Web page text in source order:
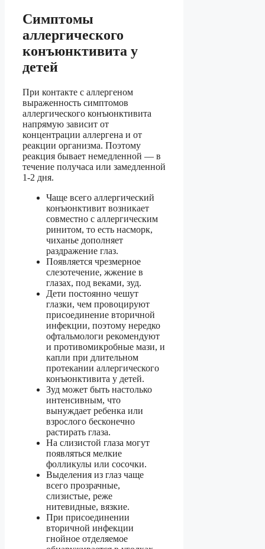
Симптомы
аллергического
конъюнктивита у
детей
При контакте с аллергеном
выраженность симптомов
аллергического конъюнктивита
напрямую зависит от
концентрации аллергена и от
реакции организма. Поэтому
реакция бывает немедленной — в
течение получаса или замедленной
1-2 дня.
Чаще всего аллергический
конъюнктивит возникает
совместно с аллергическим
ринитом, то есть насморк,
чиханье дополняет
раздражение глаз.
Появляется чрезмерное
слезотечение, жжение в
глазах, под веками, зуд.
Дети постоянно чешут
глазки, чем провоцируют
присоединение вторичной
инфекции, поэтому нередко
офтальмологи рекомендуют
и противомикробные мази, и
капли при длительном
протекании аллергического
конъюнктивита у детей.
Зуд может быть настолько
интенсивным, что
вынуждает ребенка или
взрослого бесконечно
растирать глаза.
На слизистой глаза могут
появляться мелкие
фолликулы или сосочки.
Выделения из глаз чаще
всего прозрачные,
слизистые, реже
нитевидные, вязкие.
При присоединении
вторичной инфекции
гнойное отделяемое